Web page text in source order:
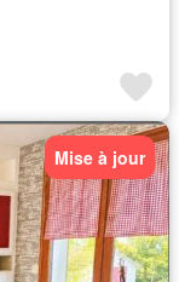
Mise à jour